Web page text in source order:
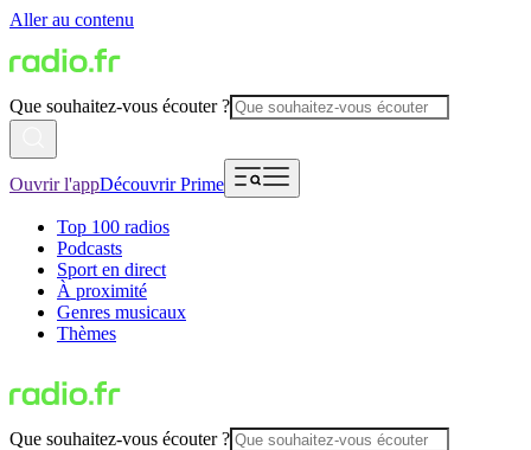
Aller au contenu
Que souhaitez-vous écouter ?
Ouvrir l'appDécouvrir Prime
Top 100 radios
Podcasts
Sport en direct
À proximité
Genres musicaux
Thèmes
Que souhaitez-vous écouter ?